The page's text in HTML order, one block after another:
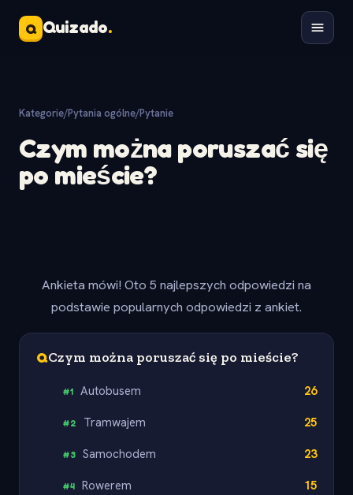
Q Quizado.
Kategorie/Pytania ogólne/Pytanie
Czym można poruszać się
po mieście?
Ankieta mówi! Oto 5 najlepszych odpowiedzi na
podstawie popularnych odpowiedzi z ankiet.
QCzym można poruszać się po mieście?
#1 Autobusem 26
#2 Tramwajem 25
#3 Samochodem 23
#4 Rowerem 15